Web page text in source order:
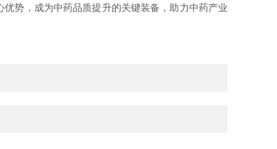
势，成为中药品质提升的关键装备，助力中药产业